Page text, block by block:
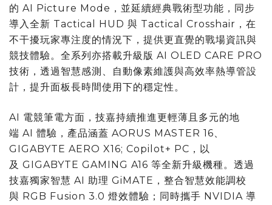
的 AI Picture Mode，並延續經典戰術型功能，同步
導入全新 Tactical HUD 與 Tactical Crosshair，在
不干擾玩家專注度的情況下，提供更直覺的戰場資訊與
競技體驗。全系列亦搭載升級版 AI OLED CARE PRO
技術，透過智慧感測、自動像素維護與高效率熱導管設
計，提升面板長時間使用下的穩定性。
AI 電競筆電方面，技嘉持續推進更輕薄且多元的地
端 AI 體驗，產品涵蓋 AORUS MASTER 16、
GIGABYTE AERO X16; Copilot+ PC，以
及 GIGABYTE GAMING A16 等全新升級機種。透過
技嘉獨家智慧 AI 助理 GiMATE，整合智慧效能調校
與 RGB Fusion 3.0 燈效體驗；同時攜手 NVIDIA 導